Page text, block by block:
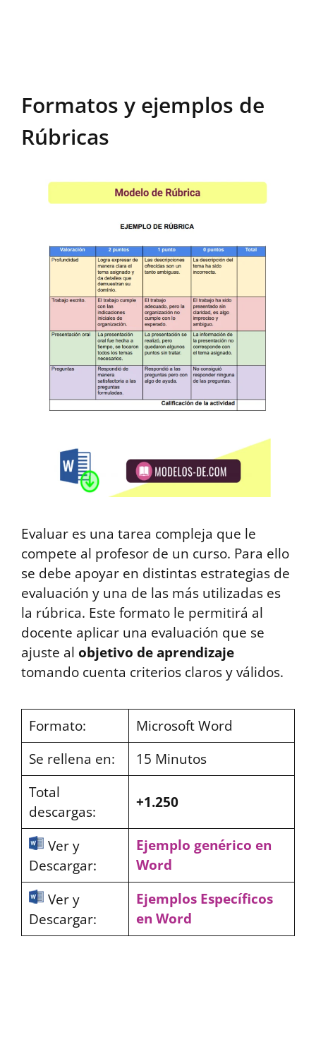
Formatos y ejemplos de
Rúbricas
Evaluar es una tarea compleja que le
compete al profesor de un curso. Para ello
se debe apoyar en distintas estrategias de
evaluación y una de las más utilizadas es
la rúbrica. Este formato le permitirá al
docente aplicar una evaluación que se
ajuste al objetivo de aprendizaje
tomando cuenta criterios claros y válidos.
Formato:
Microsoft Word
Se rellena en:
15 Minutos
Total
descargas:
+1.250
Ver y
Descargar:
Ejemplo genérico en
Word
Ver y
Descargar:
Ejemplos Específicos
en Word